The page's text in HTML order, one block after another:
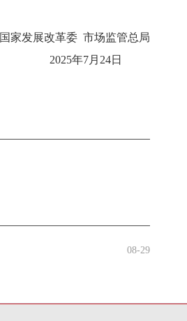
国家发展改革委 市场监管总局
2025年7月24日
08-29